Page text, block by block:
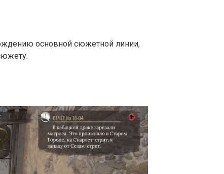
основной сюжетной линии,